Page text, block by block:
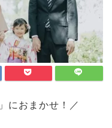
」におまかせ！／